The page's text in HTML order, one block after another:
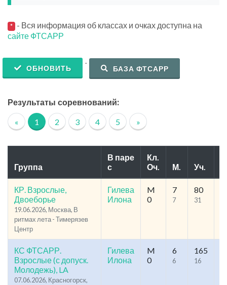
* - Вся информация об классах и очках доступна на
сайте ФТСАРР
ОБНОВИТЬ
.
БАЗА ФТСАРР
Результаты соревнований:
« 1 2 3 4 5 »
Группа
В паре
с
Кл.
Оч.
М. Уч.
КР. Взрослые,
Двоеборье
19.06.2026, Москва, В
ритмах лета - Тимерязев
Центр
Гилева
Илона
M
0
7
7
80
31
КС ФТСАРР.
Взрослые (с допуск.
Молодежь), LA
07.06.2026, Красногорск,
Гилева
Илона
M
0
6
6
165
16